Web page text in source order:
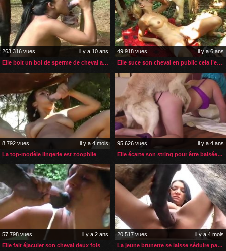
263 316 vues
il y a 10 ans
Elle boit un bol de sperme de cheval avant le sexe
49 918 vues
il y a 6 ans
Elle suce son cheval en public cela l’excite
8 792 vues
il y a 4 mois
La top-modèle lingerie est zoophile
95 626 vues
il y a 4 ans
Elle écarte son string pour être baisée deux fois par son chien
57 798 vues
il y a 2 ans
Elle fait éjaculer son cheval deux fois
20 517 vues
il y a 4 mois
La jeune brunette se laisse séduire par son étalon